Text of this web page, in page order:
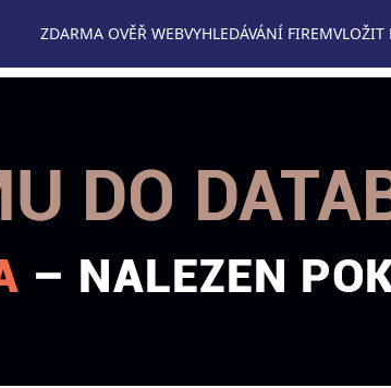
ZDARMA OVĚŘ WEBVYHLEDÁVÁNÍ FIREMVLOŽIT